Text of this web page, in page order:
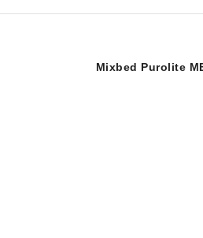
Mixbed Purolite